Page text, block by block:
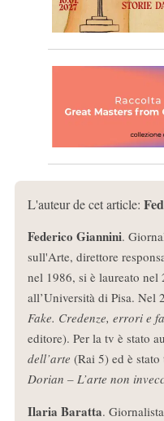
L'auteur de cet article:
Federico Giannini.
sull'Arte, direttore
nel 1986, si è laureato
all’Università di Pisa. Nel
Fake. Credenze, errori e
editore). Per la tv è stato
dell’arte (Rai 5) ed è
Dorian – L’arte non
Ilaria Baratta.